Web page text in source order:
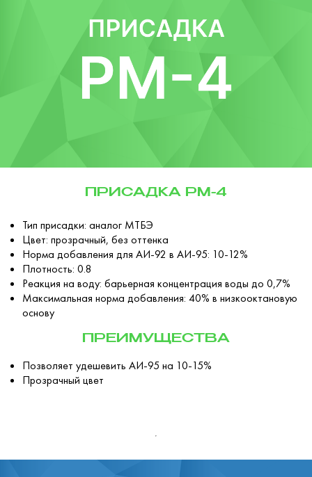
ПРИСАДКА РМ-4
Тип присадки: аналог МТБЭ
Цвет: прозрачный, без оттенка
Норма добавления для АИ-92 в АИ-95: 10-12%
Плотность: 0.8
Реакция на воду: барьерная концентрация воды до 0,7%
Максимальная норма добавления: 40% в низкооктановую
основу
ПРЕИМУЩЕСТВА
Позволяет удешевить АИ-95 на 10-15%
Прозрачный цвет